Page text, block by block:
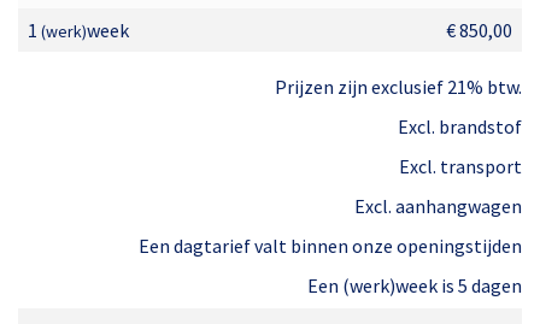
Hoog werken waar je maar wilt
transportstand nog geen 3.000 kg inclusief
aanhangwagen. Daarmee is de machine eenvoudig te
vervoeren. Vervolgens kan de machine op locatie
ingezet worden tot een werkhoogte van 18,85 meter.
Zowel binnen in gebouwen als buiten in het bos,
1 (werk)week € 850,00
Prijzen zijn exclusief 21% btw.
Excl. brandstof
Excl. transport
Excl. aanhangwagen
Een dagtarief valt binnen onze openingstijden
Een (werk)week is 5 dagen